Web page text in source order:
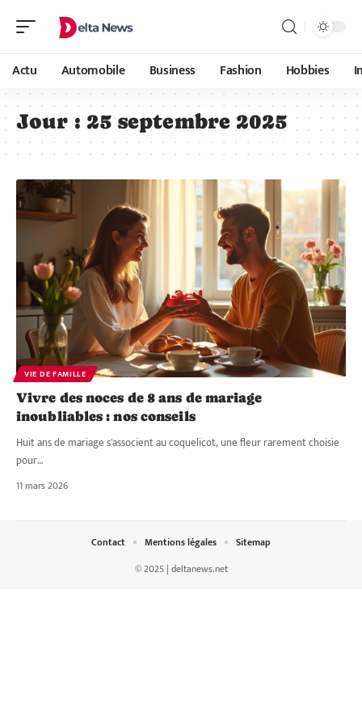
Actu Automobile Business Fashion Hobbies
Jour : 25 septembre 2025
VIE DE FAMILLE
Vivre des noces de 8 ans de mariage
inoubliables : nos conseils
Huit ans de mariage s'associent au coquelicot, une fleur rarement choisie
pour…
11 mars 2026
© 2025 | deltanews.net
Contact Mentions légales Sitemap